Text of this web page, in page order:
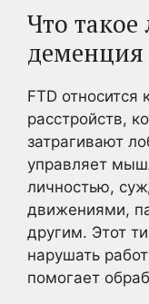
Что
деменция
FTD относится
расстройств,
затрагивают
управляет
личностью,
движениями,
другим. Этот
нарушать
помогает